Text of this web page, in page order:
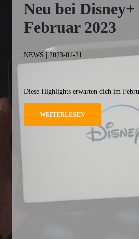
Neu bei Disney+
Februar 2023
NEWS | 2023-01-21
Diese Highlights erwarten dich im
WEITERLESEN